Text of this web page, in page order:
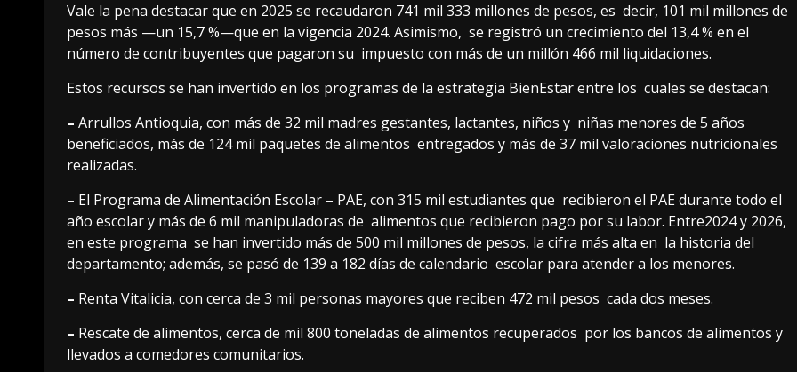
Vale la pena destacar que en 2025 se recaudaron 741 mil 333 millones de pesos, es decir, 101 mil millones de
pesos más —un 15,7 %—que en la vigencia 2024. Asimismo, se registró un crecimiento del 13,4 % en el
número de contribuyentes que pagaron su impuesto con más de un millón 466 mil liquidaciones.
Estos recursos se han invertido en los programas de la estrategia BienEstar entre los cuales se destacan:
– Arrullos Antioquia, con más de 32 mil madres gestantes, lactantes, niños y niñas menores de 5 años
beneficiados, más de 124 mil paquetes de alimentos entregados y más de 37 mil valoraciones nutricionales
realizadas.
– El Programa de Alimentación Escolar – PAE, con 315 mil estudiantes que recibieron el PAE durante todo el
año escolar y más de 6 mil manipuladoras de alimentos que recibieron pago por su labor. Entre2024 y 2026,
en este programa se han invertido más de 500 mil millones de pesos, la cifra más alta en la historia del
departamento; además, se pasó de 139 a 182 días de calendario escolar para atender a los menores.
– Renta Vitalicia, con cerca de 3 mil personas mayores que reciben 472 mil pesos cada dos meses.
– Rescate de alimentos, cerca de mil 800 toneladas de alimentos recuperados por los bancos de alimentos y
llevados a comedores comunitarios.